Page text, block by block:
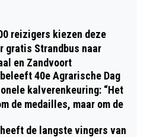
ALKMAAR
MET
A.S.
ZANDVOORT: ZÓ
reizigers kiezen deze
gratis Strandbus naar
en Zandvoort
40e Agrarische Dag
kalverenkeuring: “Het
de medailles, maar om de
de langste vingers van